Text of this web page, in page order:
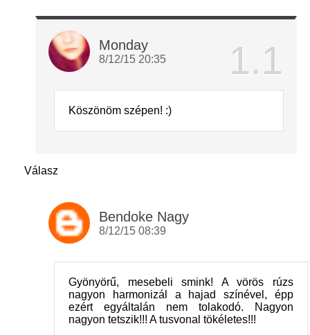
Monday
8/12/15 20:35
Köszönöm szépen! :)
Válasz
Bendoke Nagy
8/12/15 08:39
Gyönyörű, mesebeli smink! A vörös rúzs
nagyon harmonizál a hajad színével, épp
ezért egyáltalán nem tolakodó. Nagyon
nagyon tetszik!!! A tusvonal tökéletes!!!